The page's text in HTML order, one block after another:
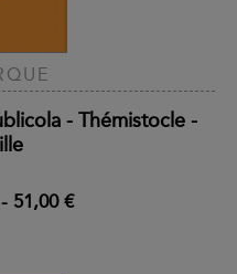
- Thémistocle -
51,00 €